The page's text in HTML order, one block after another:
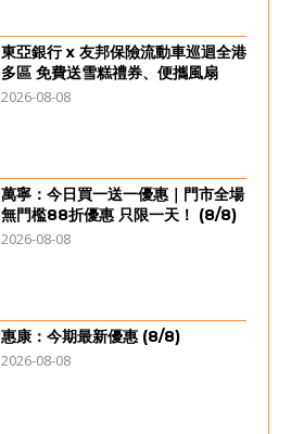
東亞銀行 x 友邦保險流動車巡迴全港
多區 免費送雪糕禮券、便攜風扇
2026-08-08
萬寧：今日買一送一優惠｜門市全場
無門檻88折優惠 只限一天！ (8/8)
2026-08-08
惠康：今期最新優惠 (8/8)
2026-08-08